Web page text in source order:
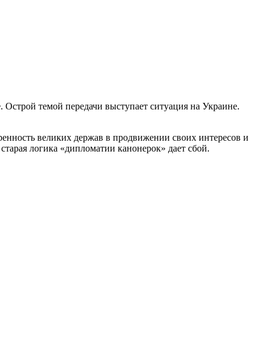
темой передачи выступает ситуация на Украине.
великих держав в продвижении своих интересов и
логика «дипломатии канонерок» дает сбой.